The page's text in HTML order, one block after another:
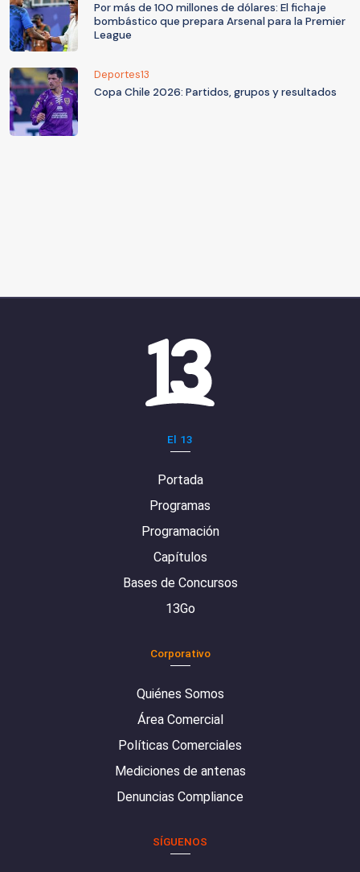
Por más de 100 millones de dólares: El fichaje
bombástico que prepara Arsenal para la Premier
League
Deportes13
Copa Chile 2026: Partidos, grupos y resultados
El 13
Portada
Programas
Programación
Capítulos
Bases de Concursos
13Go
Corporativo
Quiénes Somos
Área Comercial
Políticas Comerciales
Mediciones de antenas
Denuncias Compliance
SÍGUENOS